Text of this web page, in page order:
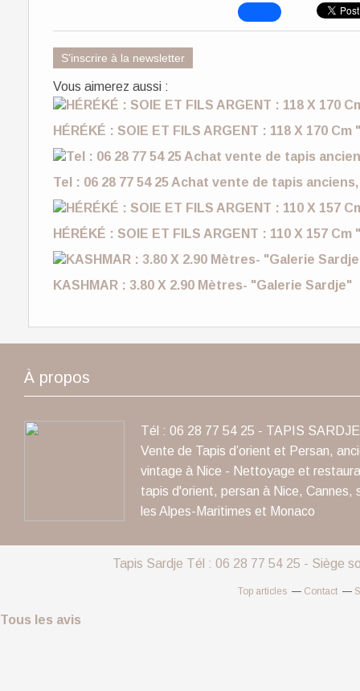
S'inscrire à la newsletter
Vous aimerez aussi :
HÉRÉKÉ : SOIE ET FILS ARGENT : 118 X 170
Tel : 06 28 77 54 25 Achat vente de tapis
HÉRÉKÉ : SOIE ET FILS ARGENT : 110 X 157
KASHMAR : 3.80 X 2.90 Mètres- "Galerie Sardje"
À propos
Tél : 06 28 77 54 25 - TAPIS
Vente de Tapis d’orient et Persan,
vintage à Nice - Nettoyage et
tapis d'orient, persan à Nice, Cannes,
les Alpes-Maritimes et Monaco
Tapis Sardje Tél : 06 28 77 54 25 - Siège
Top articles Contact
Tous les avis